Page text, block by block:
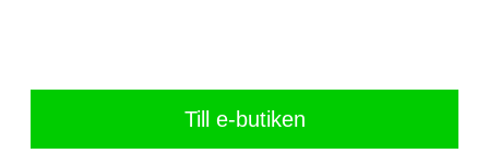
Till e-butiken